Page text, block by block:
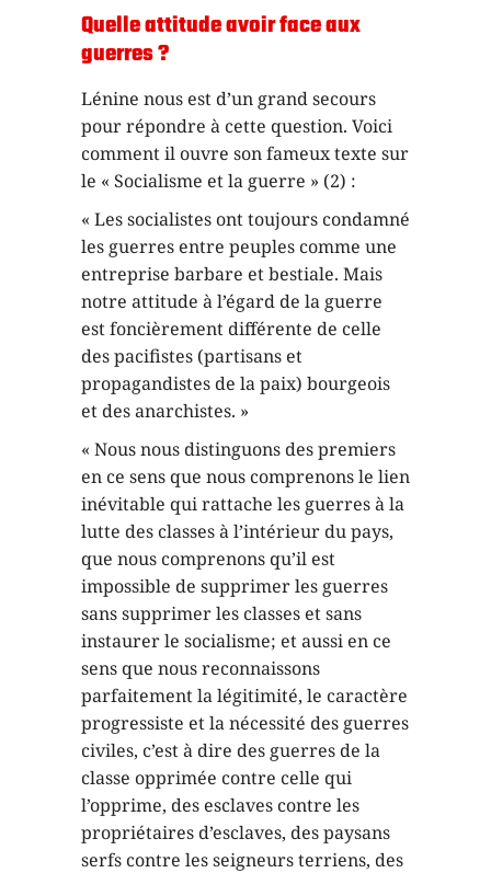
Quelle attitude avoir face aux
guerres ?
Lénine nous est d’un grand secours
pour répondre à cette question. Voici
comment il ouvre son fameux texte sur
le « Socialisme et la guerre » (2) :
« Les socialistes ont toujours condamné
les guerres entre peuples comme une
entreprise barbare et bestiale. Mais
notre attitude à l’égard de la guerre
est foncièrement différente de celle
des pacifistes (partisans et
propagandistes de la paix) bourgeois
et des anarchistes. »
« Nous nous distinguons des premiers
en ce sens que nous comprenons le lien
inévitable qui rattache les guerres à la
lutte des classes à l’intérieur du pays,
que nous comprenons qu’il est
impossible de supprimer les guerres
sans supprimer les classes et sans
instaurer le socialisme; et aussi en ce
sens que nous reconnaissons
parfaitement la légitimité, le caractère
progressiste et la nécessité des guerres
civiles, c’est à dire des guerres de la
classe opprimée contre celle qui
l’opprime, des esclaves contre les
propriétaires d’esclaves, des paysans
serfs contre les seigneurs terriens, des